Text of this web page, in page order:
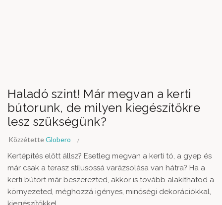
Haladó szint! Már megvan a kerti
bútorunk, de milyen kiegészítőkre
lesz szükségünk?
KözzétetteGlobero
Kertépítés előtt állsz? Esetleg megvan a kerti tó, a gyep és
már csak a terasz stílusossá varázsolása van hátra? Ha a
kerti bútort már beszerezted, akkor is tovább alakíthatod a
környezeted, méghozzá igényes, minőségi dekorációkkal,